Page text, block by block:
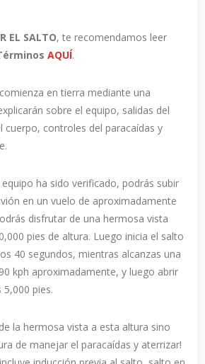
EL SALTO, te recomendamos leer
AQUÍ.
en tierra mediante una
sobre el equipo, salidas del
cuerpo, controles del paracaídas y
ha sido verificado, podrás subir
en un vuelo de aproximadamente
disfrutar de una hermosa vista
pies de altura. Luego inicia el salto
40 segundos, mientras alcanzas una
kph aproximadamente, y luego abrir
5,000 pies.
la hermosa vista a esta altura sino
de manejar el paracaídas y aterrizar!